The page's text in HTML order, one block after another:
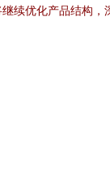
续优化产品结构